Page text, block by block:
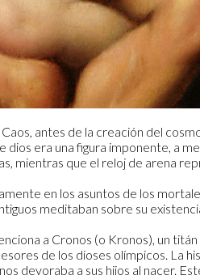
antes de la creación del
era una figura imponente, a
mientras que el reloj de arena
en los asuntos de los
meditaban sobre su
a Cronos (o Kronos), un
de los dioses olímpicos. La
devoraba a sus hijos al nacer.